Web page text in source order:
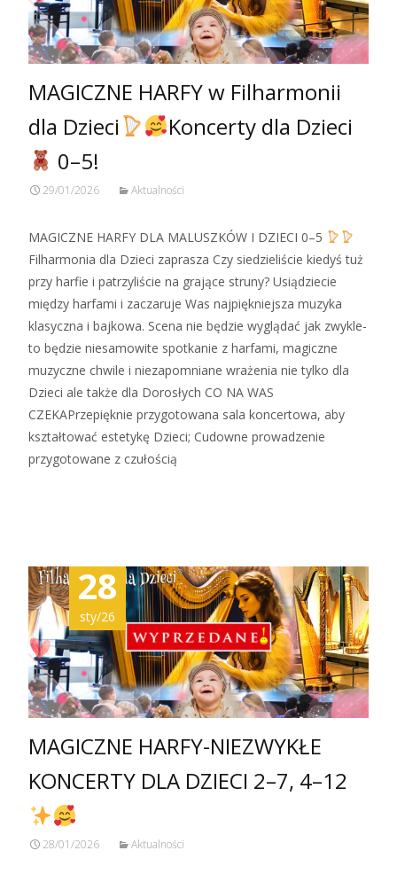
MAGICZNE HARFY w Filharmonii
dla Dzieci
Koncerty dla Dzieci
0–5!
29/01/2026 Aktualności
MAGICZNE HARFY DLA MALUSZKÓW I DZIECI 0–5
Filharmonia dla Dzieci zaprasza Czy siedzieliście kiedyś tuż
przy harfie i patrzyliście na grające struny? Usiądziecie
między harfami i zaczaruje Was najpiękniejsza muzyka
klasyczna i bajkowa. Scena nie będzie wyglądać jak zwykle-
to będzie niesamowite spotkanie z harfami, magiczne
muzyczne chwile i niezapomniane wrażenia nie tylko dla
Dzieci ale także dla Dorosłych CO NA WAS
CZEKAPrzepięknie przygotowana sala koncertowa, aby
kształtować estetykę Dzieci; Cudowne prowadzenie
przygotowane z czułością
28
sty/26
MAGICZNE HARFY-NIEZWYKŁE
KONCERTY DLA DZIECI 2–7, 4–12
28/01/2026 Aktualności